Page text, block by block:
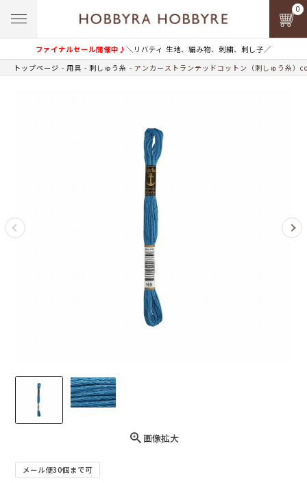
ファイナルセール開催中♪＼リバティ 生地、編み物、刺繍、刺し子／
0
トップページ 用具 刺しゅう糸 アンカーストランテッドコットン（刺しゅう糸）
画像拡大
メール便30個まで可